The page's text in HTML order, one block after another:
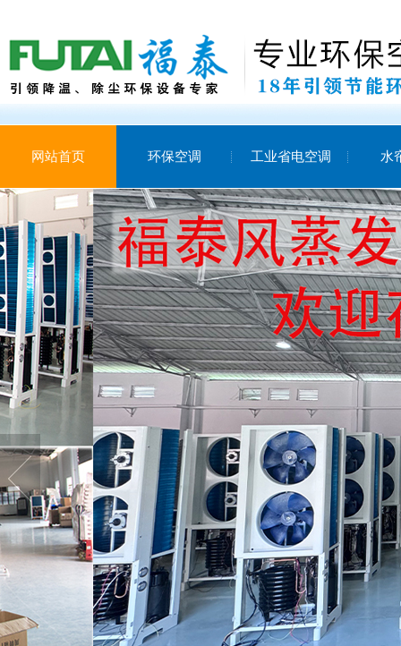
网站首页 环保空调 工业省电空调 水